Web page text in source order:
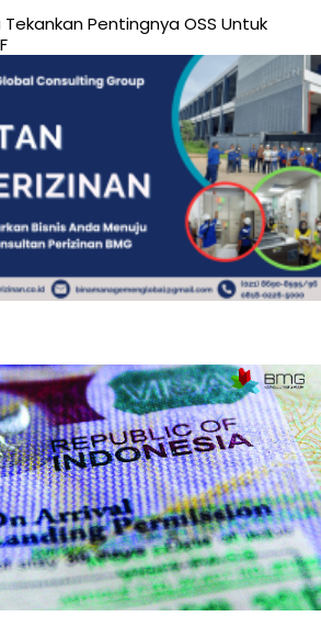
Pentingnya OSS Untuk